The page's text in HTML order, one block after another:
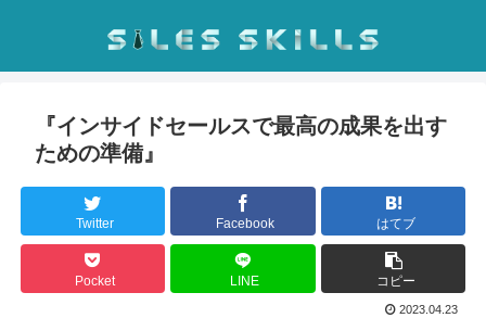
『インサイドセールスで最高の成果を出す
ための準備』
Twitter Facebook はてブ
Pocket LINE コピー
2023.04.23